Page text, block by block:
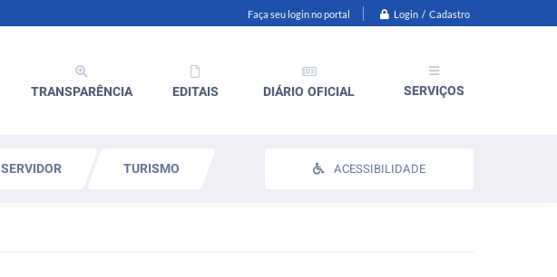
Faça seu login no portal Login / Cadastro
TRANSPARÊNCIA EDITAIS DIÁRIO OFICIAL SERVIÇOS
SERVIDOR TURISMO ACESSIBILIDADE